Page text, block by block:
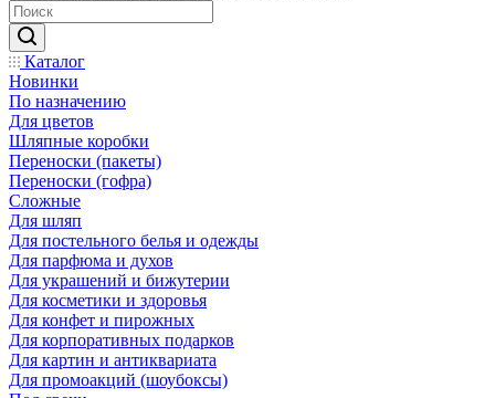
Каталог
Новинки
По назначению
Для цветов
Шляпные коробки
Переноски (пакеты)
Переноски (гофра)
Сложные
Для шляп
Для постельного белья и одежды
Для парфюма и духов
Для украшений и бижутерии
Для косметики и здоровья
Для конфет и пирожных
Для корпоративных подарков
Для картин и антиквариата
Для промоакций (шоубоксы)